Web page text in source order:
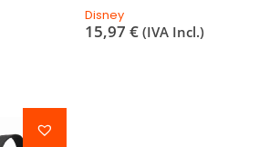
Disney
15,97 € (IVA Incl.)